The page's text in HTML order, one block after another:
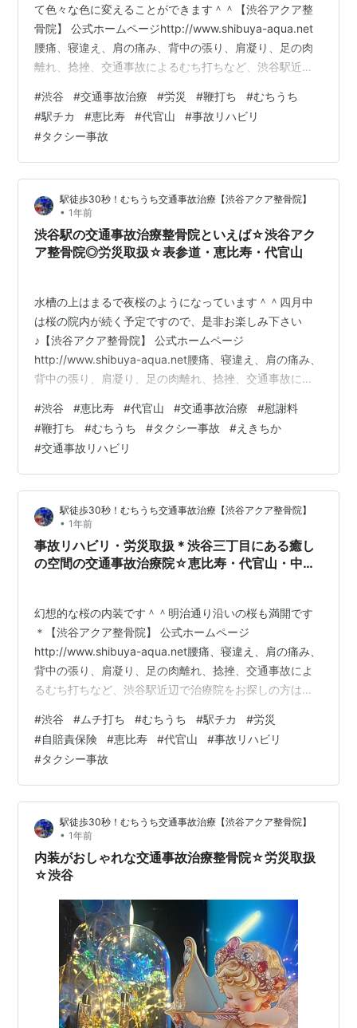
て色々な色に変えることができます＾＾【渋谷アクア整
骨院】 公式ホームページhttp://www.shibuya-aqua.net
腰痛、寝違え、肩の痛み、背中の張り、肩凝り、足の肉
離れ、捻挫、交通事故によるむち打ちなど、渋谷駅近辺
ご来院下さい。各種健康保険取扱、労災、交通事故治療
取扱/口コミで評判・オススメになっている安心・安全の
整骨院です。マッサージ・整体・指圧フリーダイヤ
ル・・０１２０－９７３－９３６(繋がらない方は０３－
６７１２－６５６７）どのような症状の方も、お気軽に
ご相談ください。東急東…
#渋谷 #交通事故治療 #労災 #鞭打ち #むちうち
#駅チカ #恵比寿 #代官山 #事故リハビリ
#タクシー事故
駅徒歩30秒！むちうち交通事故治療【渋谷アクア整骨院】
• 1年前
渋谷駅の交通事故治療整骨院といえば☆渋谷アク
ア整骨院◎労災取扱☆表参道・恵比寿・代官山
水槽の上はまるで夜桜のようになっています＾＾四月中
は桜の院内が続く予定ですので、是非お楽しみ下さい
♪【渋谷アクア整骨院】 公式ホームページ
http://www.shibuya-aqua.net腰痛、寝違え、肩の痛み、
背中の張り、肩凝り、足の肉離れ、捻挫、交通事故によ
非、お気軽にお問い合わせ、ご来院下さい。各種健康保
険取扱、労災、交通事故治療取扱/口コミで評判・オスス
メになっている安心・安全の整骨院です。マッサージ・
整体・指圧フリーダイヤル・・０１２０－９７３－９３
６(繋がらない方は０３－６７１２－６５６７）どのよう
な症状の方も、お気軽にご相談く…
#渋谷 #恵比寿 #代官山 #交通事故治療 #慰謝料
#鞭打ち #むちうち #タクシー事故 #えきちか
#交通事故リハビリ
駅徒歩30秒！むちうち交通事故治療【渋谷アクア整骨院】
• 1年前
事故リハビリ・労災取扱＊渋谷三丁目にある癒し
の空間の交通事故治療院☆恵比寿・代官山・中目
幻想的な桜の内装です＾＾明治通り沿いの桜も満開です
＊【渋谷アクア整骨院】 公式ホームページ
http://www.shibuya-aqua.net腰痛、寝違え、肩の痛み、
背中の張り、肩凝り、足の肉離れ、捻挫、交通事故によ
るむち打ちなど、渋谷駅近辺で治療院をお探しの方は是
険取扱、労災、交通事故治療取扱/口コミで評判・オスス
メになっている安心・安全の整骨院です。マッサージ・
整体・指圧フリーダイヤル・・０１２０－９７３－９３
６(繋がらない方は０３－６７１２－６５６７）どのよう
な症状の方も、お気軽にご相談ください。東急東横線・
副都心線・田園都市線・半蔵門…
#渋谷 #ムチ打ち #むちうち #駅チカ #労災
#自賠責保険 #恵比寿 #代官山 #事故リハビリ
#タクシー事故
駅徒歩30秒！むちうち交通事故治療【渋谷アクア整骨院】
• 1年前
内装がおしゃれな交通事故治療整骨院☆労災取扱
☆渋谷